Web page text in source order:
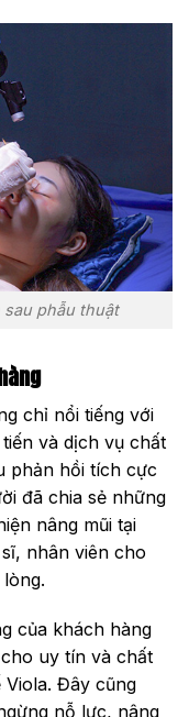
phẫu thuật
chỉ nổi tiếng với
và dịch vụ chất
phản hồi tích cực
đã chia sẻ những
nâng mũi tại
nhân viên cho
của khách hàng
uy tín và chất
Viola. Đây cũng
nỗ lực, nâng